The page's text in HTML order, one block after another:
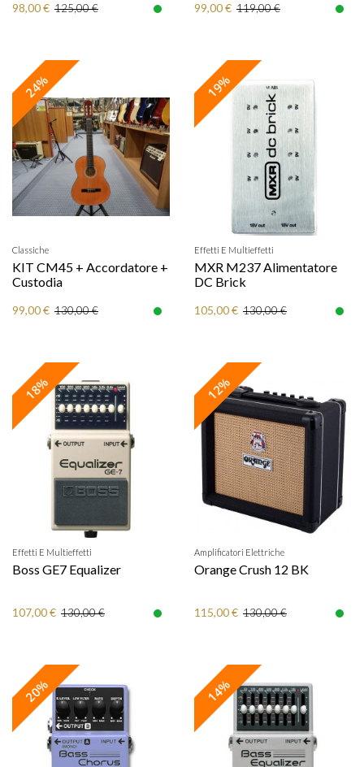
98,00 € 125,00 € 99,00 € 119,00 €
24%
Classiche
KIT CM45 + Accordatore +
Custodia
99,00 € 130,00 €
19%
Effetti E Multieffetti
MXR M237 Alimentatore
DC Brick
105,00 € 130,00 €
18%
Effetti E Multieffetti
Boss GE7 Equalizer
107,00 € 130,00 €
12%
Amplificatori Elettriche
Orange Crush 12 BK
115,00 € 130,00 €
20% 14%